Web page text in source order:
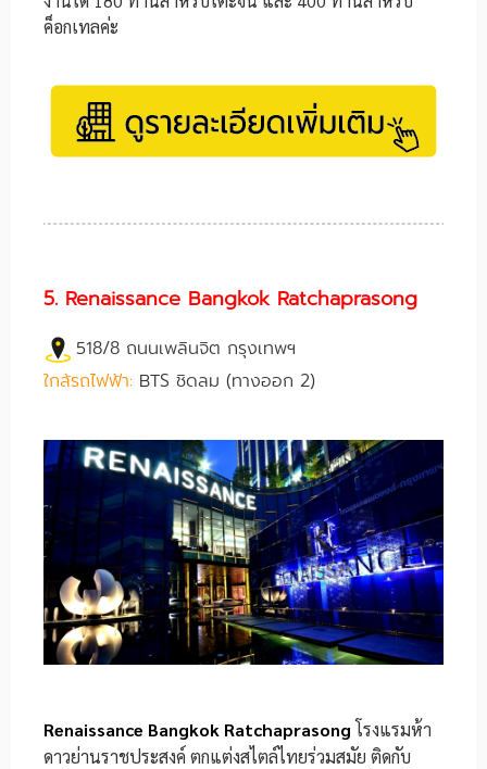
ค็อกเทลค่ะ
5. Renaissance Bangkok Ratchaprasong
518/8 ถนนเพลินจิต กรุงเทพฯ
ใกล้รถไฟฟ้า: BTS ชิดลม (ทางออก 2)
Renaissance Bangkok Ratchaprasongโรงแรมห้า
ดาวย่านราชประสงค์ ตกแต่งสไตล์ไทยร่วมสมัย ติดกับ